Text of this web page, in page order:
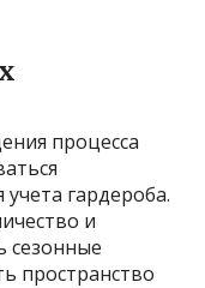
процесса
гардероба.
и
сезонные
пространство